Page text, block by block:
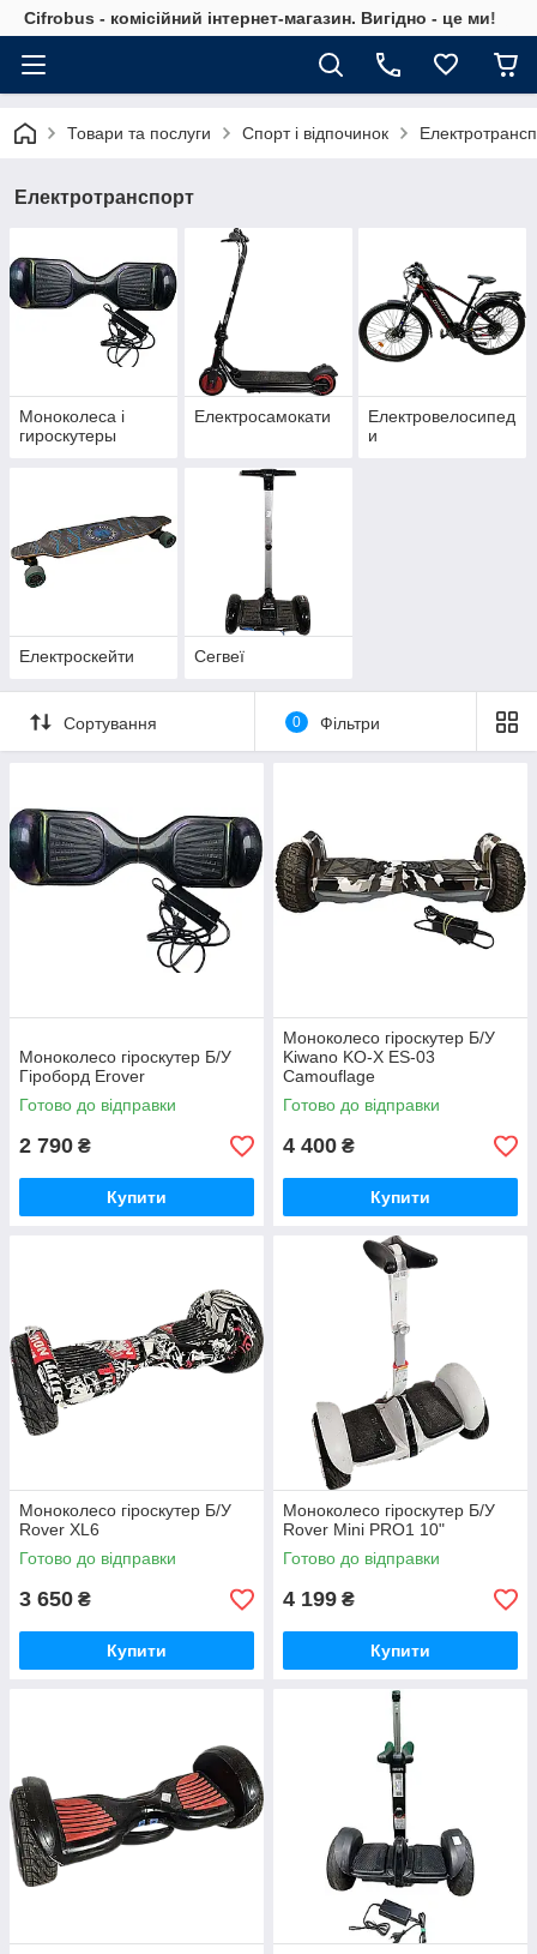
Cifrobus - комiсiйний iнтернет-магазин. Вигiдно - це ми!
Товари та послуги Спорт і відпочинок
Електротранспорт
Моноколеса і
гироскутеры
Електросамокати
Електровелосипед
и
Електроскейти Сегвеї
Сортування 0 Фільтри
Моноколесо гіроскутер Б/У
Гіроборд Erover
Готово до відправки
2 790 ₴
Купити
Моноколесо гіроскутер Б/У
Kiwano KO-X ES-03
Camouflage
Готово до відправки
4 400 ₴
Купити
Моноколесо гіроскутер Б/У
Rover XL6
Готово до відправки
3 650 ₴
Купити
Моноколесо гіроскутер Б/У
Rover Mini PRO1 10"
Готово до відправки
4 199 ₴
Купити